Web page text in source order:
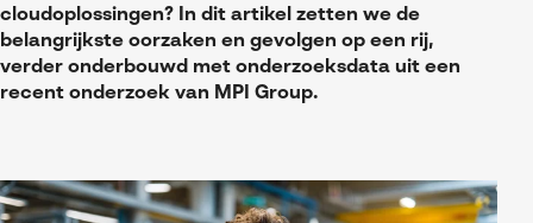
Spare Parts Platform
CATIA Composer
Downloads
cloudoplossingen? In dit artikel zetten we de
belangrijkste oorzaken en gevolgen op een rij,
verder onderbouwd met onderzoeksdata uit een
recent onderzoek van MPI Group.